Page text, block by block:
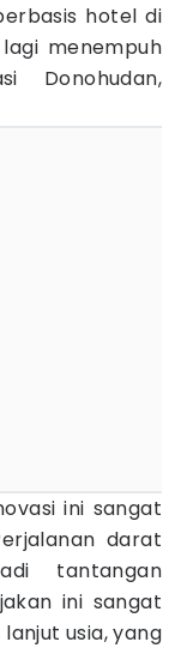
hotel di
menempuh
Donohudan,
ini sangat
darat
tantangan
ini sangat
usia, yang